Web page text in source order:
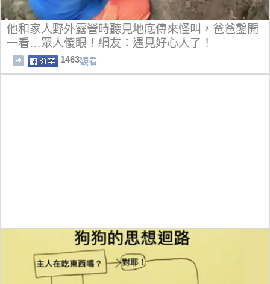
他和家人野外露營時聽見地底傳來怪叫，爸爸鑿開
一看…眾人傻眼！網友：遇見好心人了！
1463觀看